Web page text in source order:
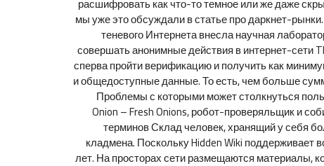
мы уже это обсуждали в статье про даркнет-
теневого Интернета внесла научная
совершать анонимные действия в интернет-сети
сперва пройти верификацию и получить как
и общедоступные данные. То есть, чем больше
Проблемы с которыми может столкнуться
Onion – Fresh Onions, робот-проверяльщик и
терминов Склад человек, хранящий у себя
кладмена. Поскольку Hidden Wiki поддерживает
лет. На просторах сети размещаются материалы,